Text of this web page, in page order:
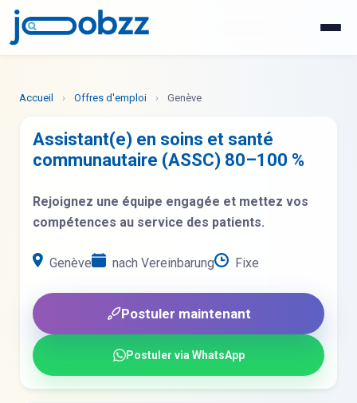
Accueil › Offres d'emploi › Genève
Assistant(e) en soins et santé
communautaire (ASSC) 80–100 %
Rejoignez une équipe engagée et mettez vos
compétences au service des patients.
Genève nach Vereinbarung Fixe
Postuler maintenant
Postuler via WhatsApp